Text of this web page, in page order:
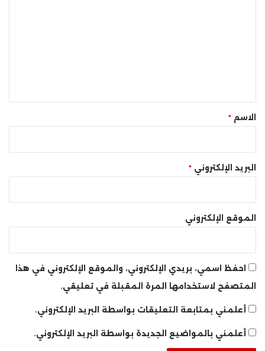
* الاسم *
البريد الإلكتروني *
الموقع الإلكتروني
احفظ اسمي، بريدي الإلكتروني، والموقع الإلكتروني في هذا
المتصفح لاستخدامها المرة المقبلة في تعليقي.
أعلمني بمتابعة التعليقات بواسطة البريد الإلكتروني.
أعلمني بالمواضيع الجديدة بواسطة البريد الإلكتروني.